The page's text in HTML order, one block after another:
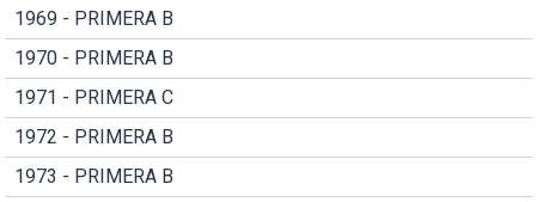
1969 - PRIMERA B
1970 - PRIMERA B
1971 - PRIMERA C
1972 - PRIMERA B
1973 - PRIMERA B